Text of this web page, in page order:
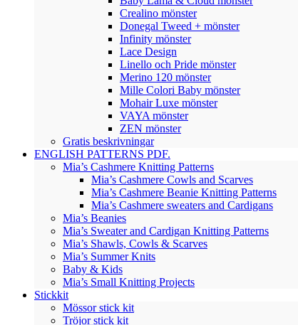
Crealino mönster
Donegal Tweed + mönster
Infinity mönster
Lace Design
Linello och Pride mönster
Merino 120 mönster
Mille Colori Baby mönster
Mohair Luxe mönster
VAYA mönster
ZEN mönster
Gratis beskrivningar
ENGLISH PATTERNS PDF.
Mia’s Cashmere Knitting Patterns
Mia’s Cashmere Cowls and Scarves
Mia’s Cashmere Beanie Knitting Patterns
Mia’s Cashmere sweaters and Cardigans
Mia’s Beanies
Mia’s Sweater and Cardigan Knitting Patterns
Mia’s Shawls, Cowls & Scarves
Mia’s Summer Knits
Baby & Kids
Mia’s Small Knitting Projects
Stickkit
Mössor stick kit
Tröjor stick kit